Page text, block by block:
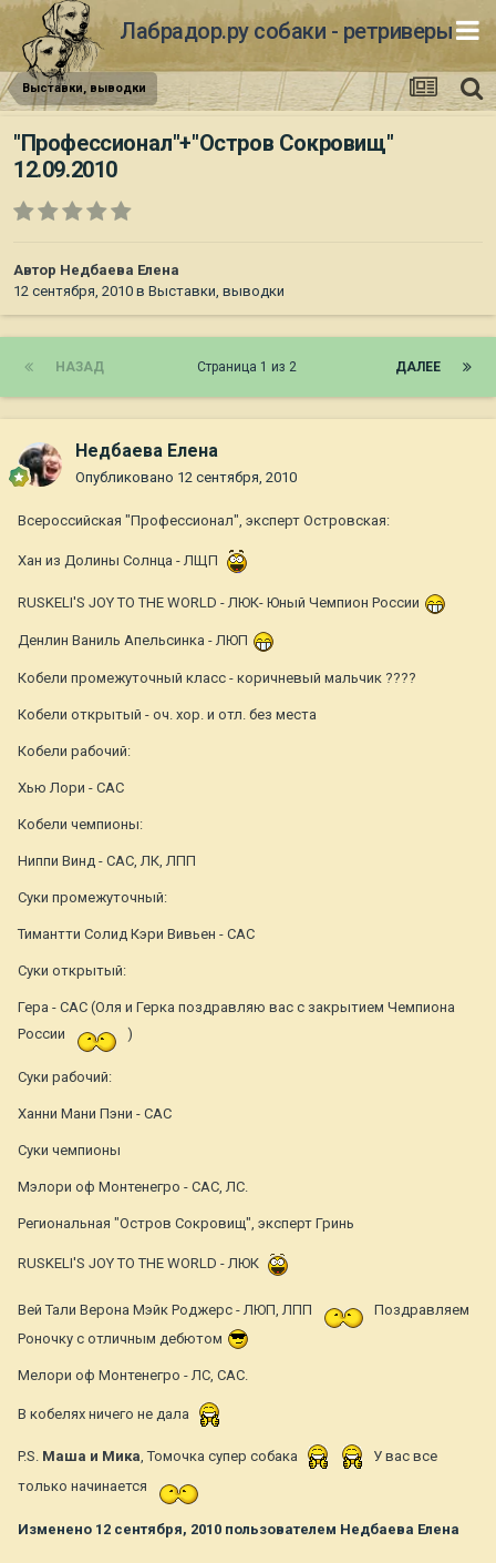
Лабрадор.ру собаки - ретриверы
Выставки, выводки
"Профессионал"+"Остров Сокровищ"
12.09.2010
Автор Недбаева Елена
12 сентября, 2010 в Выставки, выводки
НАЗАД ДАЛЕЕ
Страница 1 из 2
Недбаева Елена
Опубликовано 12 сентября, 2010
Всероссийская "Профессионал", эксперт Островская:
Хан из Долины Солнца - ЛЩП
RUSKELI'S JOY TO THE WORLD - ЛЮК- Юный Чемпион России
Денлин Ваниль Апельсинка - ЛЮП
Кобели промежуточный класс - коричневый мальчик ????
Кобели открытый - оч. хор. и отл. без места
Кобели рабочий:
Хью Лори - САС
Кобели чемпионы:
Ниппи Винд - САС, ЛК, ЛПП
Суки промежуточный:
Тимантти Солид Кэри Вивьен - САС
Суки открытый:
Гера - САС (Оля и Герка поздравляю вас с закрытием Чемпиона
России
)
Суки рабочий:
Ханни Мани Пэни - САС
Суки чемпионы
Мэлори оф Монтенегро - САС, ЛС.
Региональная "Остров Сокровищ", эксперт Гринь
RUSKELI'S JOY TO THE WORLD - ЛЮК
Вей Тали Верона Мэйк Роджерс - ЛЮП, ЛПП
Поздравляем
Роночку с отличным дебютом
Мелори оф Монтенегро - ЛС, САС.
В кобелях ничего не дала
P.S. Маша и Мика, Томочка супер собака
У вас все
только начинается
Изменено 12 сентября, 2010 пользователем Недбаева Елена